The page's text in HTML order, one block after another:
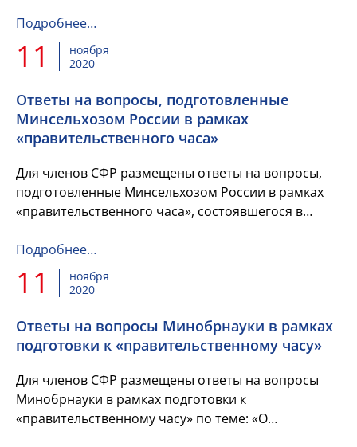
мероприятий.
Подробнее…
11
ноября
2020
Ответы на вопросы, подготовленные
Минсельхозом России в рамках
«правительственного часа»
Для членов СФР размещены ответы на вопросы,
подготовленные Минсельхозом России в рамках
«правительственного часа», состоявшегося в
Подробнее…
11
ноября
2020
Ответы на вопросы Минобрнауки в рамках
подготовки к «правительственному часу»
Для членов СФР размещены ответы на вопросы
Минобрнауки в рамках подготовки к
«правительственному часу» по теме: «О